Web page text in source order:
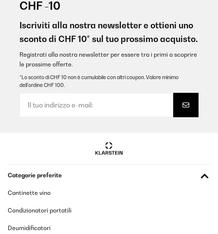
CHF -10
Iscriviti alla nostra newsletter e ottieni uno
sconto di CHF 10* sul tuo prossimo acquisto.
Registrati alla nostra newsletter per essere tra i primi a scoprire
le prossime offerte.
*Lo sconto di CHF 10 non è cumulabile con altri coupon. Valore minimo
dell’ordine CHF 100.
Categorie preferite
Cantinette vino
Condizionatori portatili
Deumidificatori